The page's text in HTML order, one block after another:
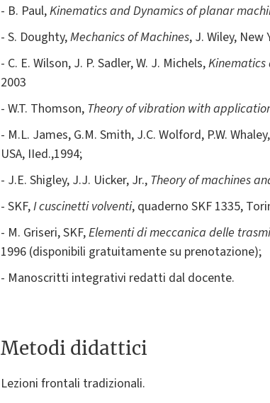
- B. Paul,Kinematics and Dynamics of planar
- S. Doughty,Mechanics of Machines, J. Wiley, New
- C. E. Wilson, J. P. Sadler, W. J. Michels,Kinematics
2003
- W.T. Thomson, Theory of vibration with
- M.L. James, G.M. Smith, J.C. Wolford, P.W. Whaley,
USA, IIed.,1994;
- J.E. Shigley, J.J. Uicker, Jr., Theory of machines
- SKF,I cuscinetti volventi, quaderno SKF 1335,
- M. Griseri, SKF,Elementi di meccanica delle
1996 (disponibili gratuitamente su prenotazione);
- Manoscritti integrativi redatti dal docente.
Metodi didattici
Lezioni frontali tradizionali.